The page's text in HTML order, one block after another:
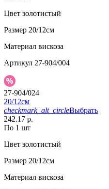
Цвет золотистый
Размер 20/12см
Материал вискоза
Артикул 27-904/004
27-904/024
20/12см
checkmark_alt_circleВыбрать
242.17 р.
По 1 шт
Цвет золотистый
Размер 20/12см
Материал вискоза